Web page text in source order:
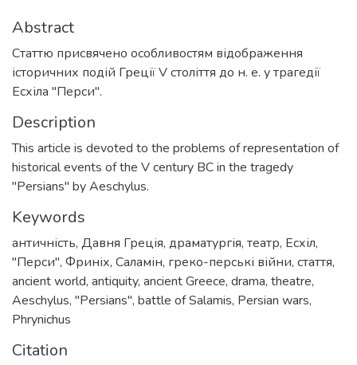
Abstract
Статтю присвячено особливостям відображення
історичних подій Греції V століття до н. е. у трагедії
Есхіла "Перси".
Description
This article is devoted to the problems of representation of
historical events of the V century BC in the tragedy
"Persians" by Aeschylus.
Keywords
античність, Давня Греція, драматургія, театр, Есхіл,
"Перси", Фриніх, Саламін, греко-перські війни, стаття,
ancient world, antiquity, ancient Greece, drama, theatre,
Aeschylus, "Persians", battle of Salamis, Persian wars,
Phrynichus
Citation